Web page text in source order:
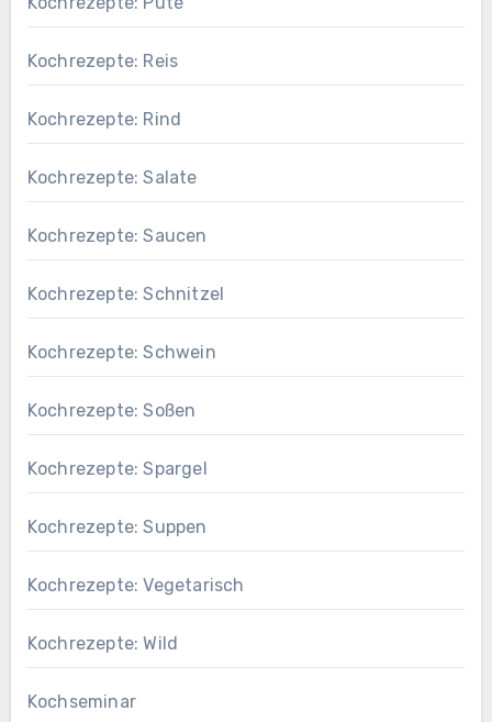
Kochrezepte: Reis
Kochrezepte: Rind
Kochrezepte: Salate
Kochrezepte: Saucen
Kochrezepte: Schnitzel
Kochrezepte: Schwein
Kochrezepte: Soßen
Kochrezepte: Spargel
Kochrezepte: Suppen
Kochrezepte: Vegetarisch
Kochrezepte: Wild
Kochseminar